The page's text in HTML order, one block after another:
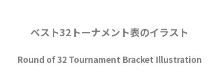
ベスト32トーナメント表のイラスト
Round of 32 Tournament Bracket Illustration